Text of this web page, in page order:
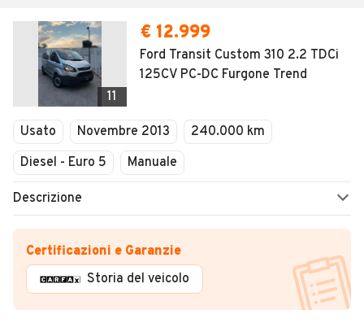
11
€ 12.999
Ford Transit Custom 310 2.2 TDCi
125CV PC-DC Furgone Trend
Usato Novembre 2013
240.000 km
Diesel - Euro 5
Manuale
Descrizione
Certificazioni e Garanzie
Storia del veicolo